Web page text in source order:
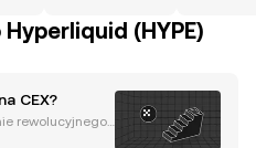
(HYPE)
CEX?
rewolucyjnego t